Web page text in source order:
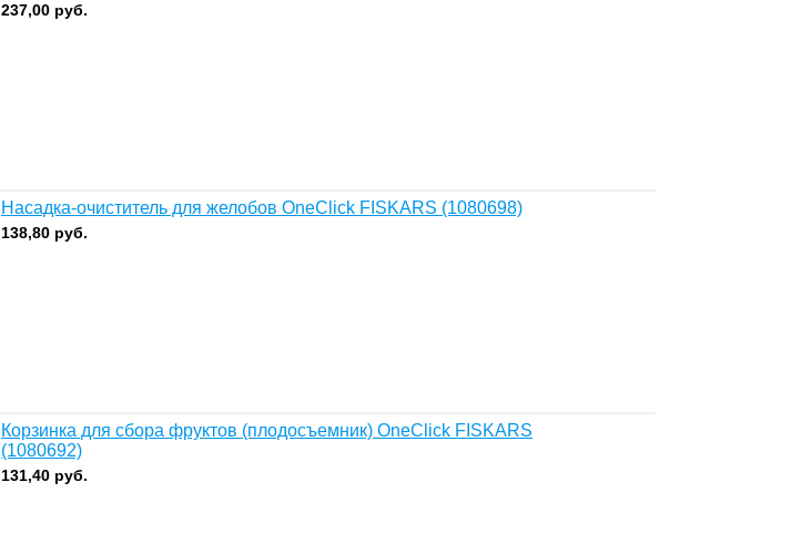
237,00 руб.
Насадка-очиститель для желобов OneClick FISKARS (1080698)
138,80 руб.
Корзинка для сбора фруктов (плодосъемник) OneClick FISKARS
(1080692)
131,40 руб.